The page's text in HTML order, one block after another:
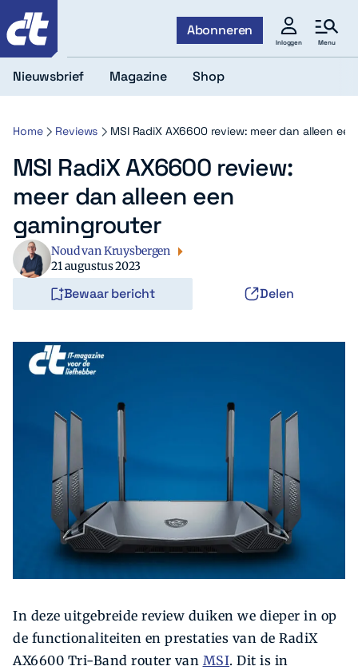
Abonneren
Inloggen Menu
Zoeken
Nieuwsbrief Magazine Shop
Home Reviews MSI RadiX AX6600 review: meer dan alleen
MSI RadiX AX6600 review:
meer dan alleen een
gamingrouter
Noud van Kruysbergen
21 augustus 2023
Bewaar bericht Delen
In deze uitgebreide review duiken we dieper in op
de functionaliteiten en prestaties van de RadiX
AX6600 Tri-Band router van MSI. Dit is in